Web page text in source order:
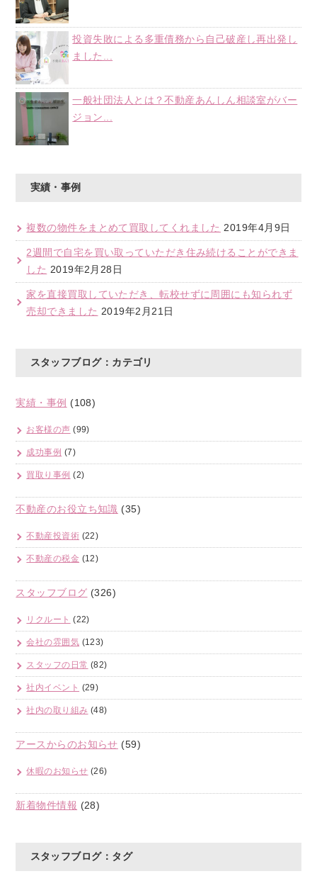
投資失敗による多重債務から自己破産し再出発し
ました...
一般社団法人とは？不動産あんしん相談室がバー
ジョン...
実績・事例
複数の物件をまとめて買取してくれました 2019年4月9日
2週間で自宅を買い取っていただき住み続けることができま
した 2019年2月28日
家を直接買取していただき、転校せずに周囲にも知られず
売却できました 2019年2月21日
スタッフブログ：カテゴリ
実績・事例 (108)
お客様の声 (99)
成功事例 (7)
買取り事例 (2)
不動産のお役立ち知識 (35)
不動産投資術 (22)
不動産の税金 (12)
スタッフブログ (326)
リクルート (22)
会社の雰囲気 (123)
スタッフの日常 (82)
社内イベント (29)
社内の取り組み (48)
アースからのお知らせ (59)
休暇のお知らせ (26)
新着物件情報 (28)
スタッフブログ：タグ